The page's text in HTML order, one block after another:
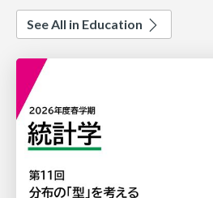
See All in Education